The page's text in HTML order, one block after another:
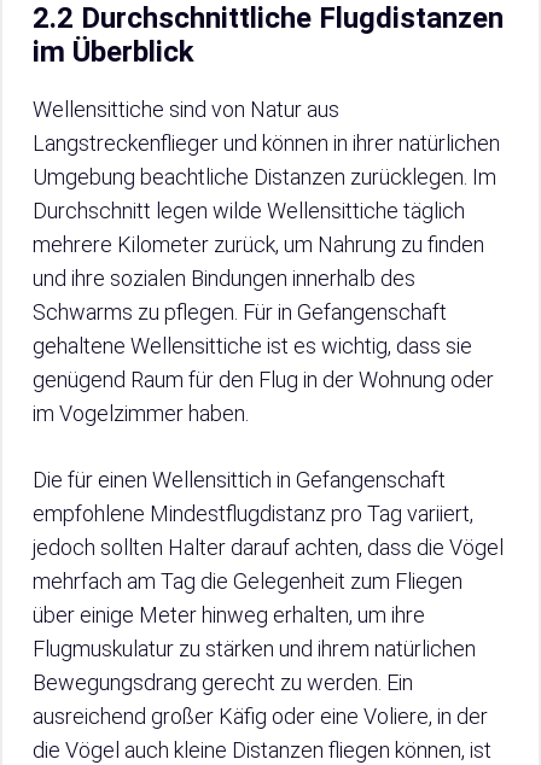
2.2 Durchschnittliche Flugdistanzen
im Überblick
Wellensittiche sind von Natur aus
Langstreckenflieger und können in ihrer natürlichen
Umgebung beachtliche Distanzen zurücklegen. Im
Durchschnitt legen wilde Wellensittiche täglich
mehrere Kilometer zurück, um Nahrung zu finden
und ihre sozialen Bindungen innerhalb des
Schwarms zu pflegen. Für in Gefangenschaft
gehaltene Wellensittiche ist es wichtig, dass sie
genügend Raum für den Flug in der Wohnung oder
im Vogelzimmer haben.
Die für einen Wellensittich in Gefangenschaft
empfohlene Mindestflugdistanz pro Tag variiert,
jedoch sollten Halter darauf achten, dass die Vögel
mehrfach am Tag die Gelegenheit zum Fliegen
über einige Meter hinweg erhalten, um ihre
Flugmuskulatur zu stärken und ihrem natürlichen
Bewegungsdrang gerecht zu werden. Ein
ausreichend großer Käfig oder eine Voliere, in der
die Vögel auch kleine Distanzen fliegen können, ist